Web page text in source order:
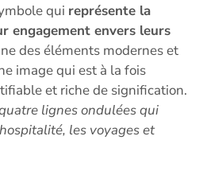
qui représente la
engagement envers leurs
des éléments modernes et
image qui est à la fois
et riche de signification.
lignes ondulées qui
les voyages et